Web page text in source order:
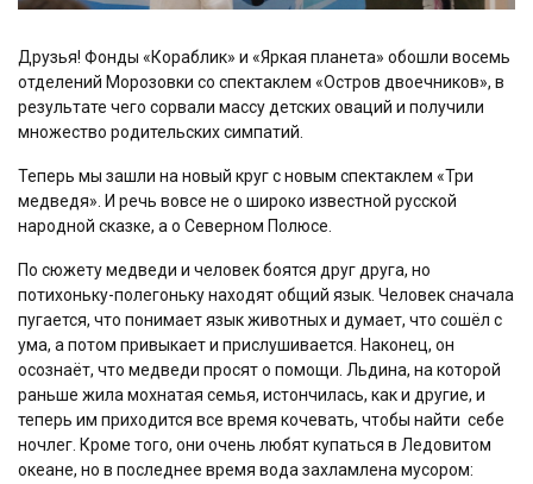
Друзья! Фонды «Кораблик» и «Яркая планета» обошли восемь
отделений Морозовки со спектаклем «Остров двоечников», в
результате чего сорвали массу детских оваций и получили
множество родительских симпатий.
Теперь мы зашли на новый круг с новым спектаклем «Три
медведя». И речь вовсе не о широко известной русской
народной сказке, а о Северном Полюсе.
По сюжету медведи и человек боятся друг друга, но
потихоньку-полегоньку находят общий язык. Человек сначала
пугается, что понимает язык животных и думает, что сошёл с
ума, а потом привыкает и прислушивается. Наконец, он
осознаёт, что медведи просят о помощи. Льдина, на которой
раньше жила мохнатая семья, истончилась, как и другие, и
теперь им приходится все время кочевать, чтобы найти себе
ночлег. Кроме того, они очень любят купаться в Ледовитом
океане, но в последнее время вода захламлена мусором: